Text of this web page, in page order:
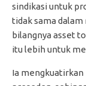
sindikasi untuk
tidak sama
bilangnya asset
itu lebih untuk
Ia